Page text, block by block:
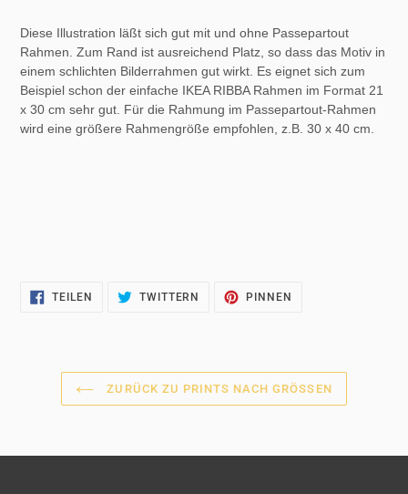
Diese Illustration läßt sich gut mit und ohne Passepartout
Rahmen. Zum Rand ist ausreichend Platz, so dass das Motiv in
einem schlichten Bilderrahmen gut wirkt. Es eignet sich zum
Beispiel schon der einfache IKEA RIBBA Rahmen im Format 21
x 30 cm sehr gut. Für die Rahmung im Passepartout-Rahmen
wird eine größere Rahmengröße empfohlen, z.B. 30 x 40 cm.
TEILEN
FACEBOOK
TWITTERN
TWITTER
PINNEN
ZURÜCK ZU PRINTS NACH GRÖSSEN